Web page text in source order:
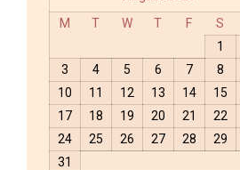
M
T W T F S
1
3
4 5 6 7 8
10
11 12 13 14 15
17
18 19 20 21 22
24
25 26 27 28 29
31